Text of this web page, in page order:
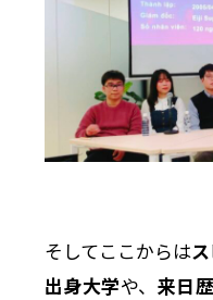
そしてここからは
出身大学や、 来日歴